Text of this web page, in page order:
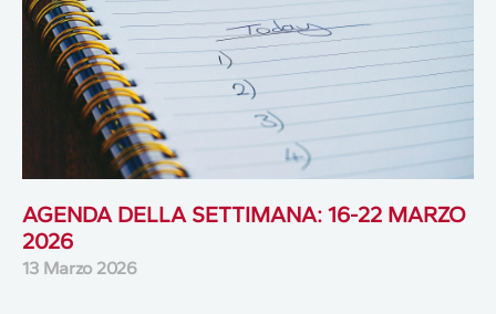
AGENDA DELLA SETTIMANA: 16-22 MARZO
2026
13 Marzo 2026